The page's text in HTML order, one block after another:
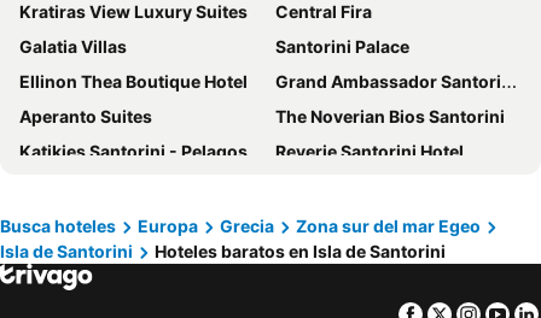
Kratiras View Luxury Suites
Central Fira
Galatia Villas
Santorini Palace
Ellinon Thea Boutique Hotel
Grand Ambassador Santorini Hotel
Aperanto Suites
The Noverian Bios Santorini
Katikies Santorini - Pelagos House - The Leading Hotels of the World
Reverie Santorini Hotel
Hotel Makarios
Mystique, a Luxury Collection Hotel, Santorini
Hotel Thira
Nevma Suites
Ducato Di Oia
Busca hoteles Europa Grecia
Zona sur del mar Egeo
Isla de Santorini
Hoteles baratos en Isla de Santorini
Facebook
Twitter